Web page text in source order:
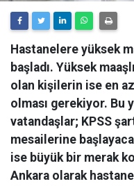
Hastanelere yüksek
başladı. Yüksek
olan kişilerin ise en
olması gerekiyor. Bu
vatandaşlar; KPSS
mesailerine
ise büyük bir merak
Ankara olarak